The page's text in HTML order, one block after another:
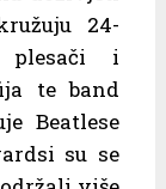
24-
plesači i
te band
Beatlese
su se